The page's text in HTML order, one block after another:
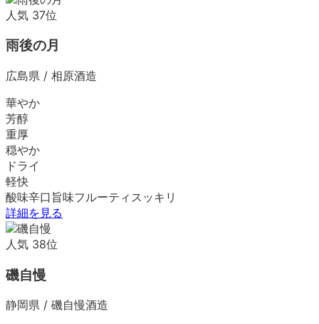
人気 37位
雨後の月
広島県 / 相原酒造
華やか
芳醇
重厚
穏やか
ドライ
軽快
酸味辛口 旨味フルーティ スッキリ
詳細を見る
人気 38位
磯自慢
静岡県 / 磯自慢酒造